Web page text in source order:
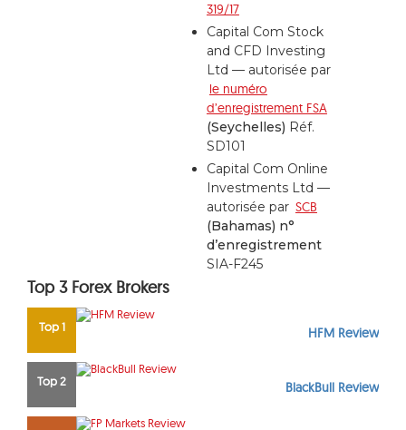
319/17
Capital Com Stock
and CFD Investing
Ltd — autorisée par
le numéro
d’enregistrement FSA
(Seychelles) Réf.
SD101
Capital Com Online
Investments Ltd —
autorisée par SCB
(Bahamas) n°
d’enregistrement
SIA-F245
Top 3 Forex Brokers
Top 1 HFM Review
Top 2 BlackBull Review